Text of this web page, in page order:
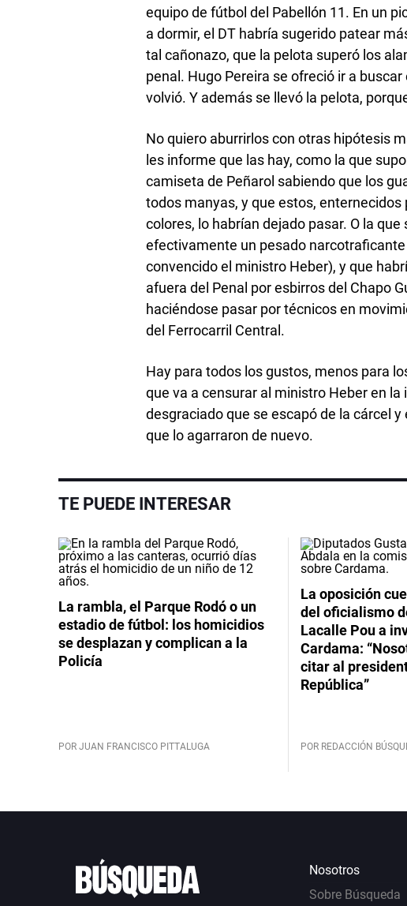
equipo de fútbol del Pabellón 11. En un
a dormir, el DT habría sugerido patear
tal cañonazo, que la pelota superó los
penal. Hugo Pereira se ofreció ir a
volvió. Y además se llevó la pelota,
No quiero aburrirlos con otras hipótesis
les informe que las hay, como la que
camiseta de Peñarol sabiendo que los
todos manyas, y que estos,
colores, lo habrían dejado pasar. O la
efectivamente un pesado
convencido el ministro Heber), y que
afuera del Penal por esbirros del Chapo
haciéndose pasar por técnicos en
del Ferrocarril Central.
Hay para todos los gustos, menos para
que va a censurar al ministro Heber en
desgraciado que se escapó de la cárcel
que lo agarraron de nuevo.
TE PUEDE INTERESAR
La rambla, el Parque Rodó o un
estadio de fútbol: los homicidios
se desplazan y complican a la
Policía
POR JUAN FRANCISCO PITTALUGA
La oposición
del oficialismo
Lacalle Pou a
Cardama:
citar al
República”
POR REDACCIÓN
Nosotros
Sobre Búsqueda